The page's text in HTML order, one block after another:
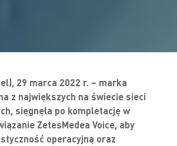
29 marca 2022 r. – marka
z największych na świecie sieci
sięgnęła po kompletację w
ZetesMedea Voice, aby
operacyjną oraz